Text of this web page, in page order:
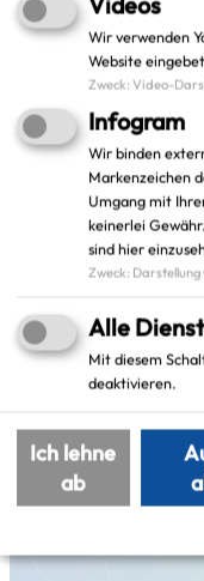
Stadt Haltern am See
Projekt:
Dr. Conrads-Straße
45721 Haltern am See
smarte Mobilität
Weitere
Wir verwenden
Website
Zweck: Video-
Infogram
Wir binden
Markenzeichen
Umgang mit
keinerlei
sind hier
Zweck:
Alle
Mit diesem
deaktivieren.
Ich lehne
ab